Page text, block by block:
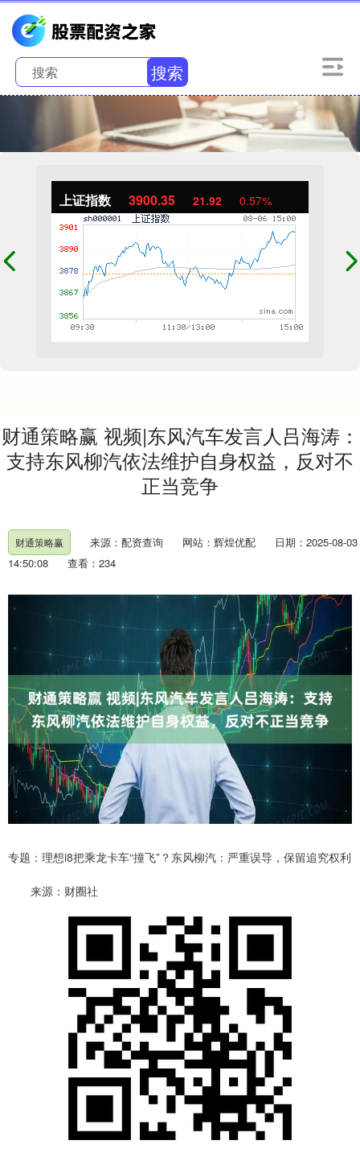
搜索
上证指数 3900.35 21.92 0.57%
财通策略赢 视频|东风汽车发言人吕海涛：
支持东风柳汽依法维护自身权益，反对不
正当竞争
财通策略赢 来源：配资查询 网站：辉煌优配
日期：2025-08-03
14:50:08
查看：234
专题：理想i8把乘龙卡车“撞飞”？东风柳汽：严重误导，保留追究权利
来源：财圈社